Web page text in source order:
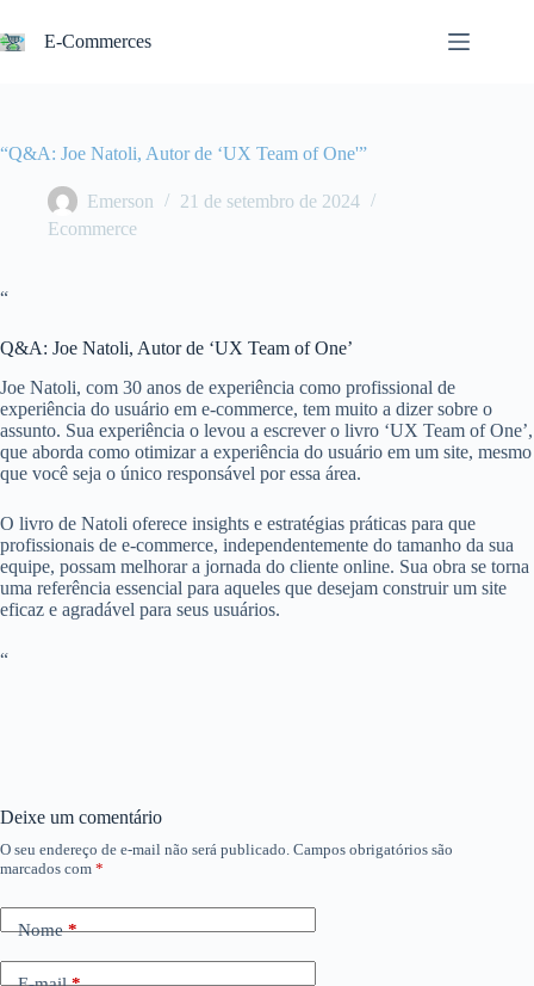
para
o
E-Commerces
“Q&A: Joe Natoli, Autor de ‘UX Team of One'”
Emerson
21 de setembro de 2024
Ecommerce
“
Q&A: Joe Natoli, Autor de ‘UX Team of One’
Joe Natoli, com 30 anos de experiência como profissional de
experiência do usuário em e-commerce, tem muito a dizer sobre o
assunto. Sua experiência o levou a escrever o livro ‘UX Team of One’,
que aborda como otimizar a experiência do usuário em um site, mesmo
que você seja o único responsável por essa área.
O livro de Natoli oferece insights e estratégias práticas para que
profissionais de e-commerce, independentemente do tamanho da sua
equipe, possam melhorar a jornada do cliente online. Sua obra se torna
uma referência essencial para aqueles que desejam construir um site
eficaz e agradável para seus usuários.
“
Deixe um comentário
O seu endereço de e-mail não será publicado. Campos obrigatórios são
marcados com *
Nome*